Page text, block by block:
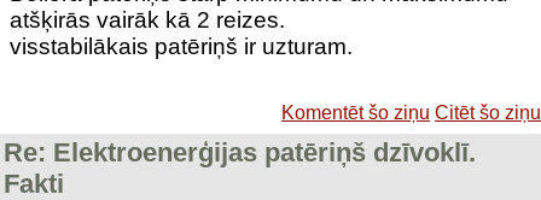
atšķirās vairāk kā 2 reizes.
visstabilākais patēriņš ir uzturam.
Komentēt šo ziņu Citēt šo ziņu
Re: Elektroenerģijas patēriņš dzīvoklī.
Fakti